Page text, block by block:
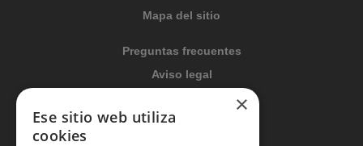
Mapa del sitio
Preguntas frecuentes
Aviso legal
Condiciones generales
Política de privacidad
×
Ese sitio web utiliza
cookies